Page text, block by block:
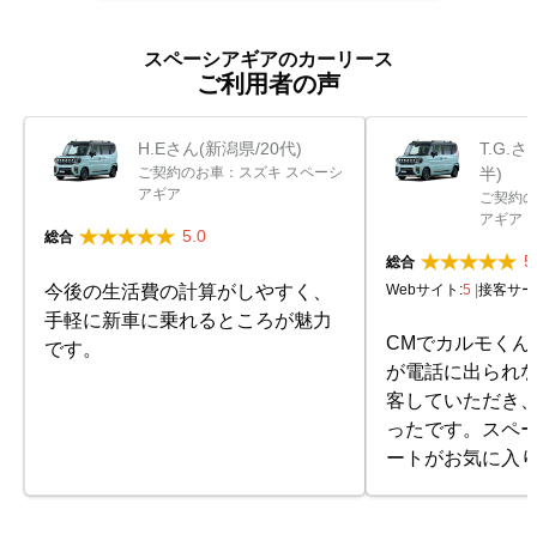
スペーシアギアのカーリース
ご利用者の声
H.Eさん(新潟県/20代)
ご契約のお車：スズキ スペーシ
アギア
総合 5.0
今後の生活費の計算がしやすく、
手軽に新車に乗れるところが魅力
です。
T.G.さ
半)
ご契約
アギア
総合
Webサイト:5 接客サ
CMでカルモく
が電話に出られ
客していただき
ったです。スペ
ートがお気に入